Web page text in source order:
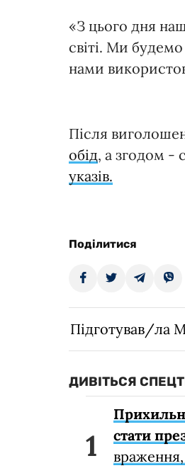
«З цього дня
світі. Ми
нами
Після
обід, а згодом -
указів.
Поділитися
Підготував/ла
ДИВІТЬСЯ
стати